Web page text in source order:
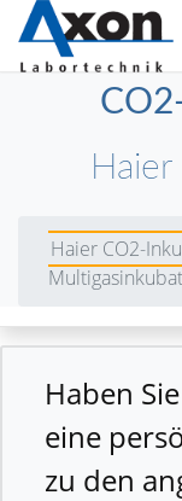
Haier CO2-
Haben
eine
zu den